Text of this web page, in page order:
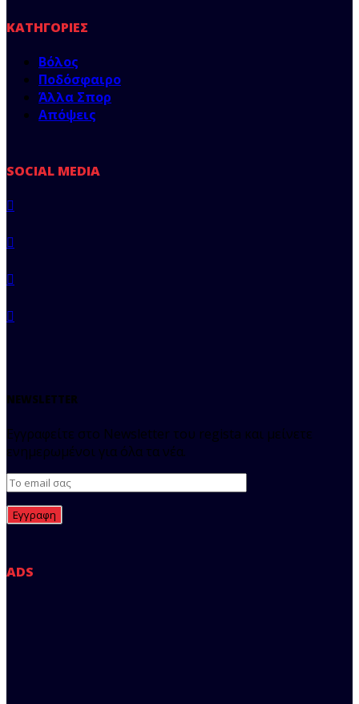
ΚΑΤΗΓΟΡΊΕΣ
Βόλος
Ποδόσφαιρο
Άλλα Σπορ
Απόψεις
SOCIAL MEDIA
NEWSLETTER
Εγγραφείτε στο Newsletter του regista και μείνετε
ενημερωμένοι για όλα τα νέα.
ADS